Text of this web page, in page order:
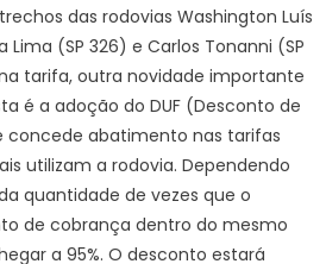
das rodovias Washington Luís
Lima (SP 326) e Carlos Tonanni (SP
tarifa, outra novidade importante
é a adoção do DUF (Desconto de
concede abatimento nas tarifas
utilizam a rodovia. Dependendo
quantidade de vezes que o
de cobrança dentro do mesmo
a 95%. O desconto estará